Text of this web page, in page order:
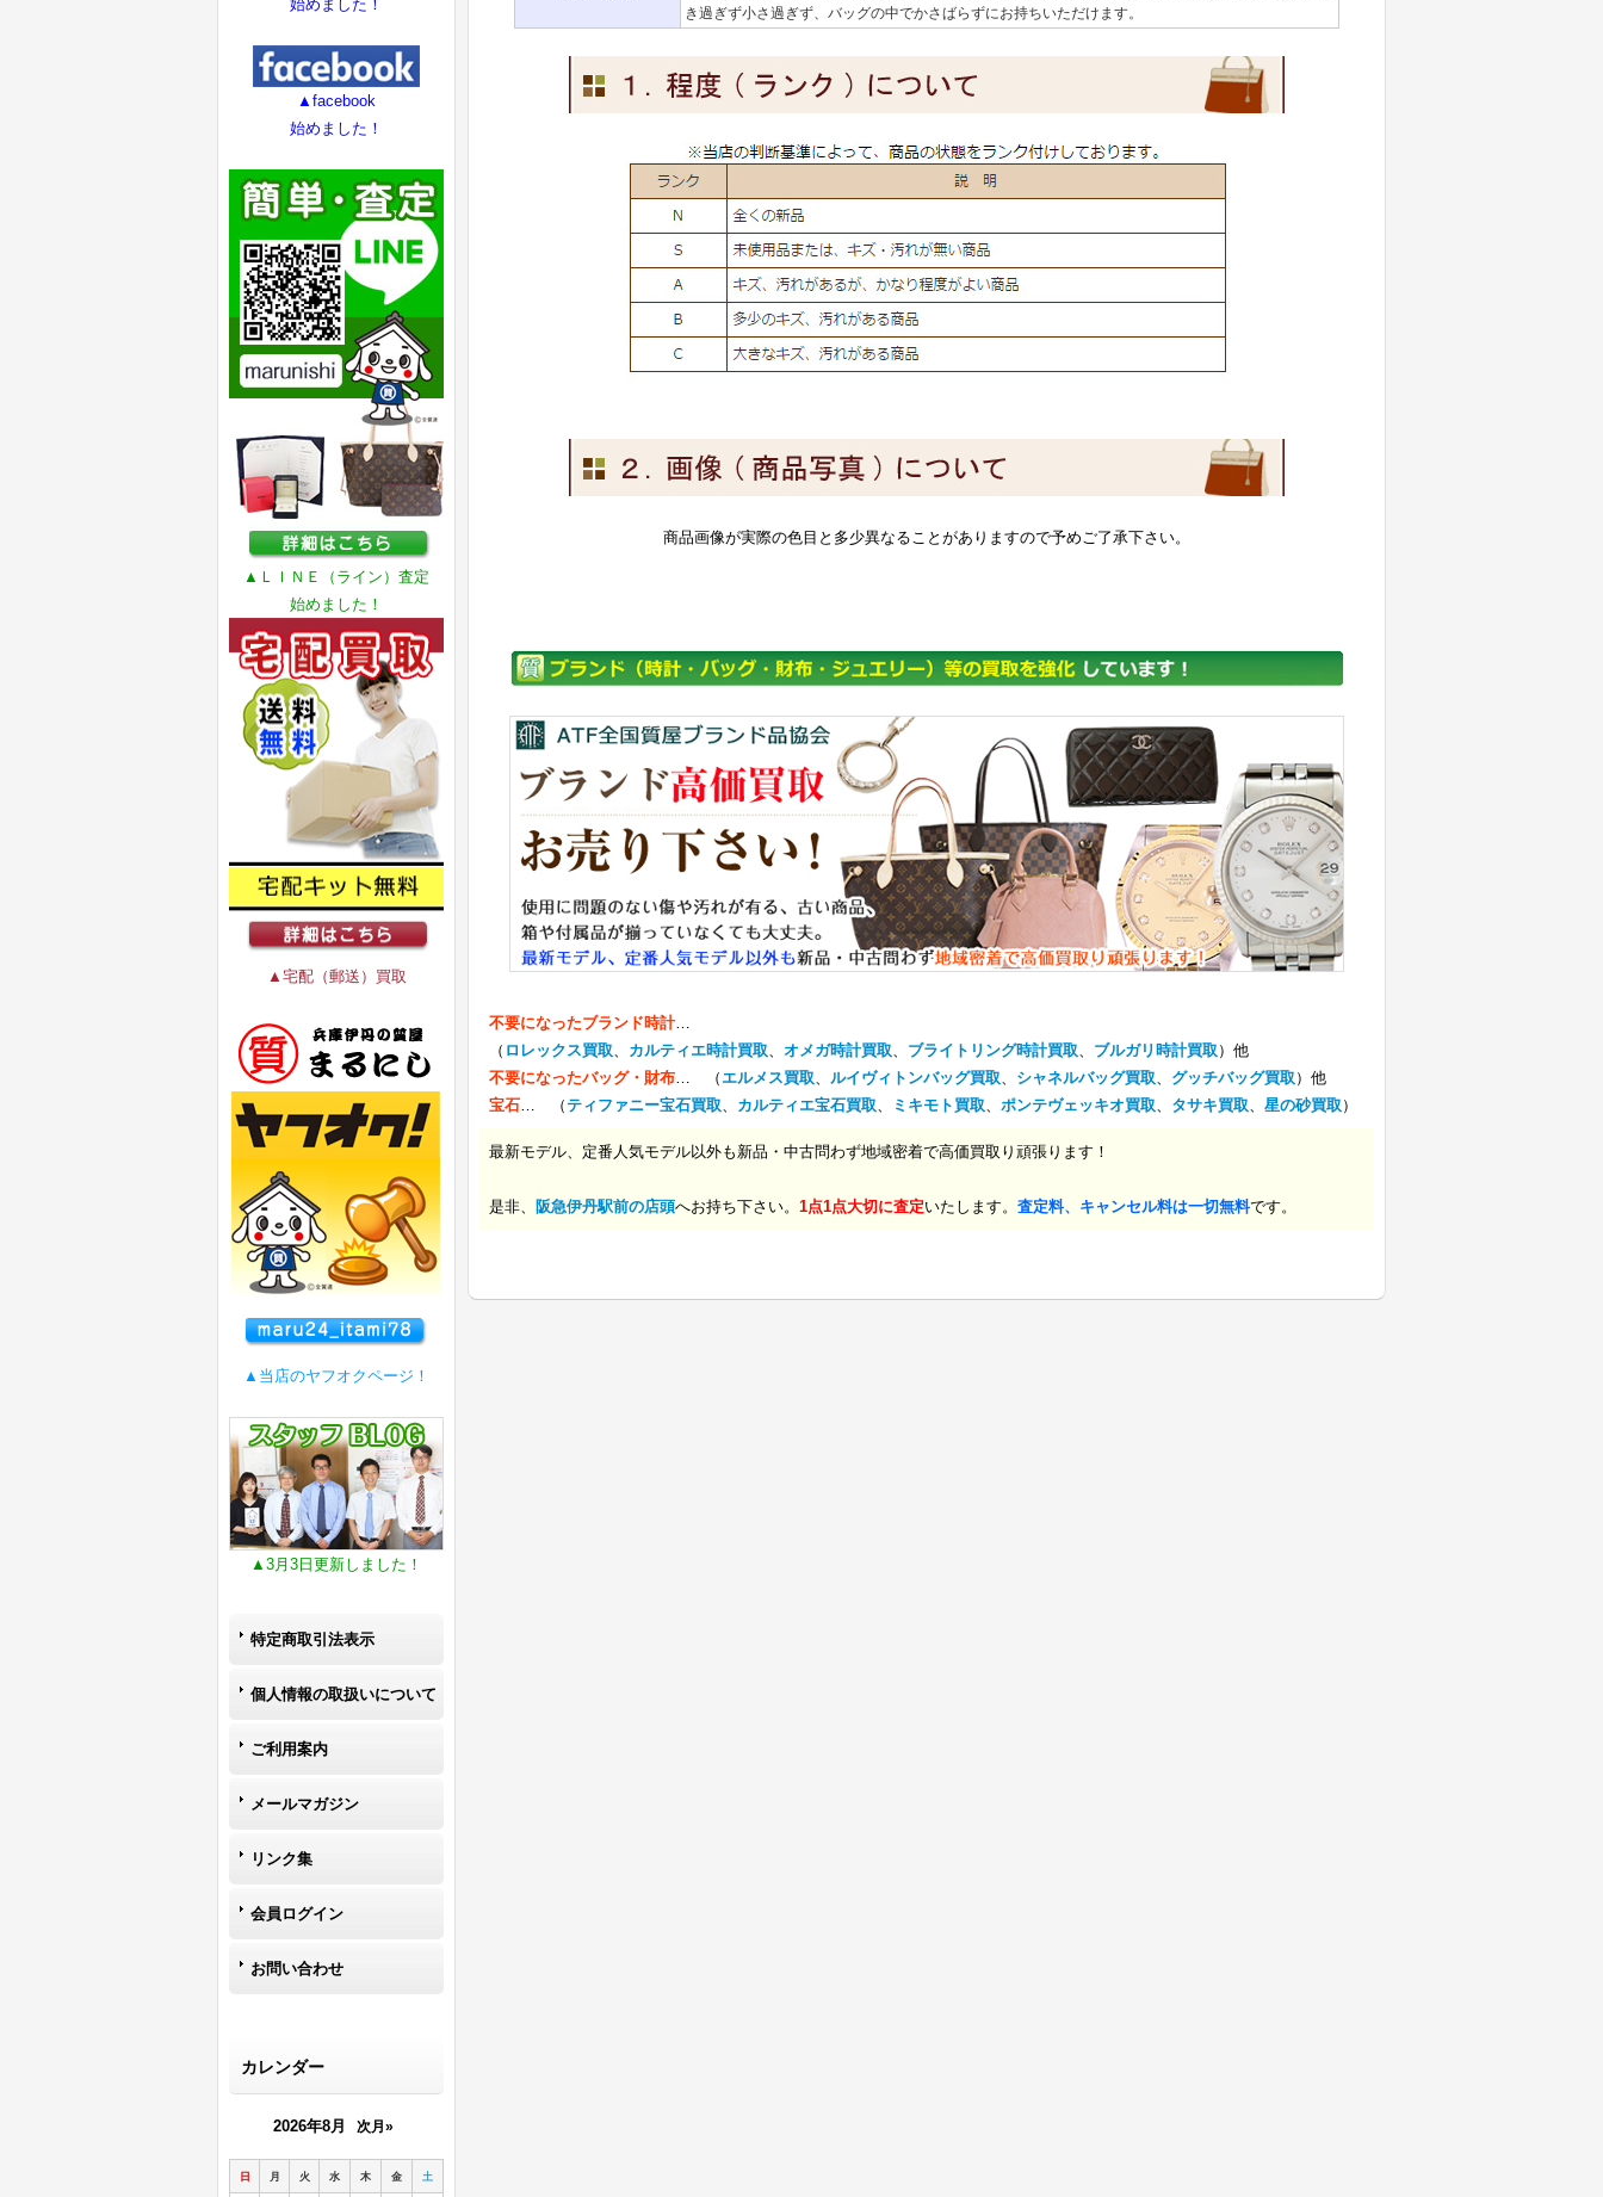
始めました！
▲facebook
始めました！
▲ＬＩＮＥ（ライン）査定
始めました！
▲宅配（郵送）買取
▲当店のヤフオクページ！
▲3月3日更新しました！
特定商取引法表示
個人情報の取扱いについて
ご利用案内
メールマガジン
リンク集
会員ログイン
お問い合わせ
カレンダー
2026年8月 次月»
日 月 火 水 木 金 土
き過ぎず小さ過ぎず、バッグの中でかさばらずにお持ちいただけます。
商品画像が実際の色目と多少異なることがありますので予めご了承下さい。
不要になったブランド時計…
（ ロレックス買取、 カルティエ時計買取、 オメガ時計買取、 ブライトリング時計買取、 ブルガリ時計買取 ）他
不要になったバッグ・財布… （ エルメス買取、 ルイヴィトンバッグ買取、 シャネルバッグ買取、 グッチバッグ買取 ）他
宝石… （ティファニー宝石買取、 カルティエ宝石買取、 ミキモト買取、 ポンテヴェッキオ買取、 タサキ買取、 星の砂買取 ）
最新モデル、定番人気モデル以外も新品・中古問わず地域密着で高価買取り頑張ります！
是非、 阪急伊丹駅前の店頭へお持ち下さい。 1点1点大切に査定いたします。 査定料、キャンセル料は一切無料です。